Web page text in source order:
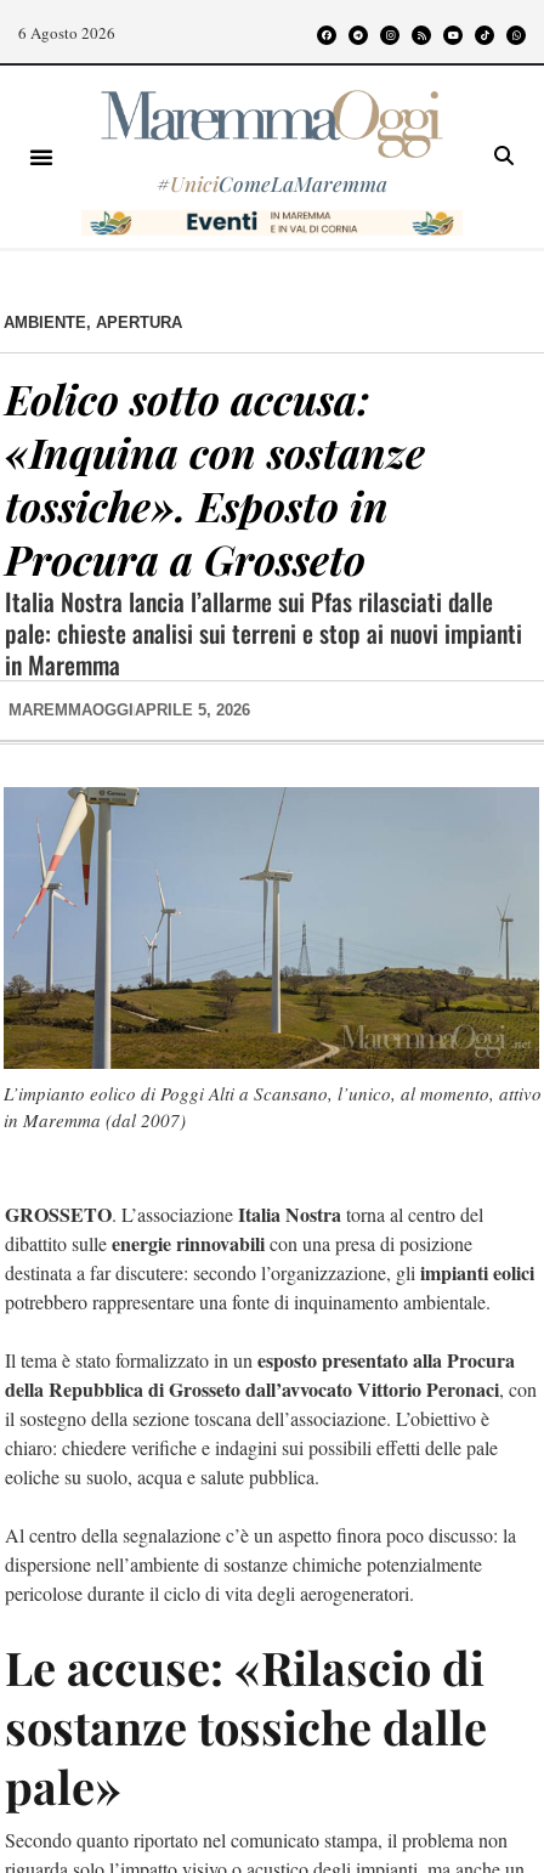
6 Agosto 2026
#UniciComeLaMaremma
AMBIENTE, APERTURA
Eolico sotto accusa:
«Inquina con sostanze
tossiche». Esposto in
Procura a Grosseto
Italia Nostra lancia l’allarme sui Pfas rilasciati dalle
pale: chieste analisi sui terreni e stop ai nuovi impianti
in Maremma
MAREMMAOGGI APRILE 5, 2026
L’impianto eolico di Poggi Alti a Scansano, l’unico, al momento, attivo
in Maremma (dal 2007)
GROSSETO. L’associazioneItalia Nostratorna al centro del
dibattito sulleenergie rinnovabilicon una presa di posizione
destinata a far discutere: secondo l’organizzazione, gli impianti eolici
potrebbero rappresentare una fonte di inquinamento ambientale.
Il tema è stato formalizzato in un esposto presentato alla Procura
della Repubblica di Grosseto dall’avvocato Vittorio Peronaci, con
il sostegno della sezione toscana dell’associazione. L’obiettivo è
chiaro: chiedere verifiche e indagini sui possibili effetti delle pale
eoliche su suolo, acqua e salute pubblica.
Al centro della segnalazione c’è un aspetto finora poco discusso: la
dispersione nell’ambiente di sostanze chimiche potenzialmente
pericolose durante il ciclo di vita degli aerogeneratori.
Le accuse: «Rilascio di
sostanze tossiche dalle
pale»
Secondo quanto riportato nel comunicato stampa, il problema non